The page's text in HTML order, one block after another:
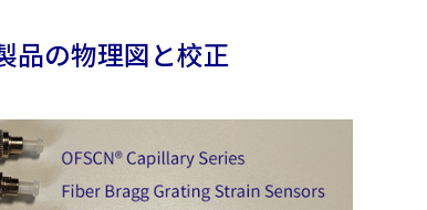
品の物理図と校正